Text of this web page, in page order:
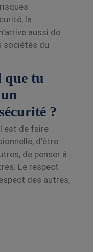
la
aussi de
sociétés du
que tu
?
est de faire
d’être
de penser à
Le respect
des autres,